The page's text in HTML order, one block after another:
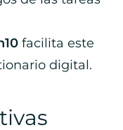
facilita este
digital.